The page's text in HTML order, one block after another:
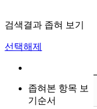
검색결과 좁혀 보기
선택해제
좁혀본 항목 보
기순서